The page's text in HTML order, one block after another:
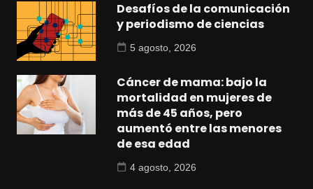
Desafíos de la comunicación
y periodismo de ciencias
5 agosto, 2026
Cáncer de mama: bajo la
mortalidad en mujeres de
más de 45 años, pero
aumentó entre las menores
de esa edad
4 agosto, 2026